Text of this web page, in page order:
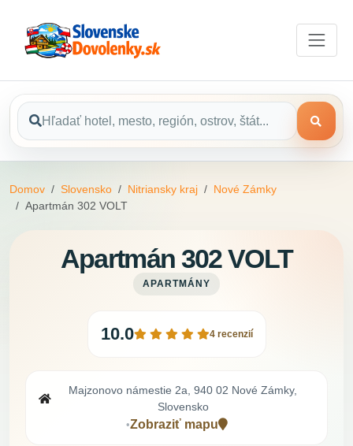
Domov Slovensko Nitriansky kraj
Nové Zámky
Apartmán 302 VOLT
Apartmán 302 VOLT
APARTMÁNY
10.0 4 recenzií
Majzonovo námestie 2a, 940 02 Nové Zámky,
Slovensko
•Zobraziť mapu